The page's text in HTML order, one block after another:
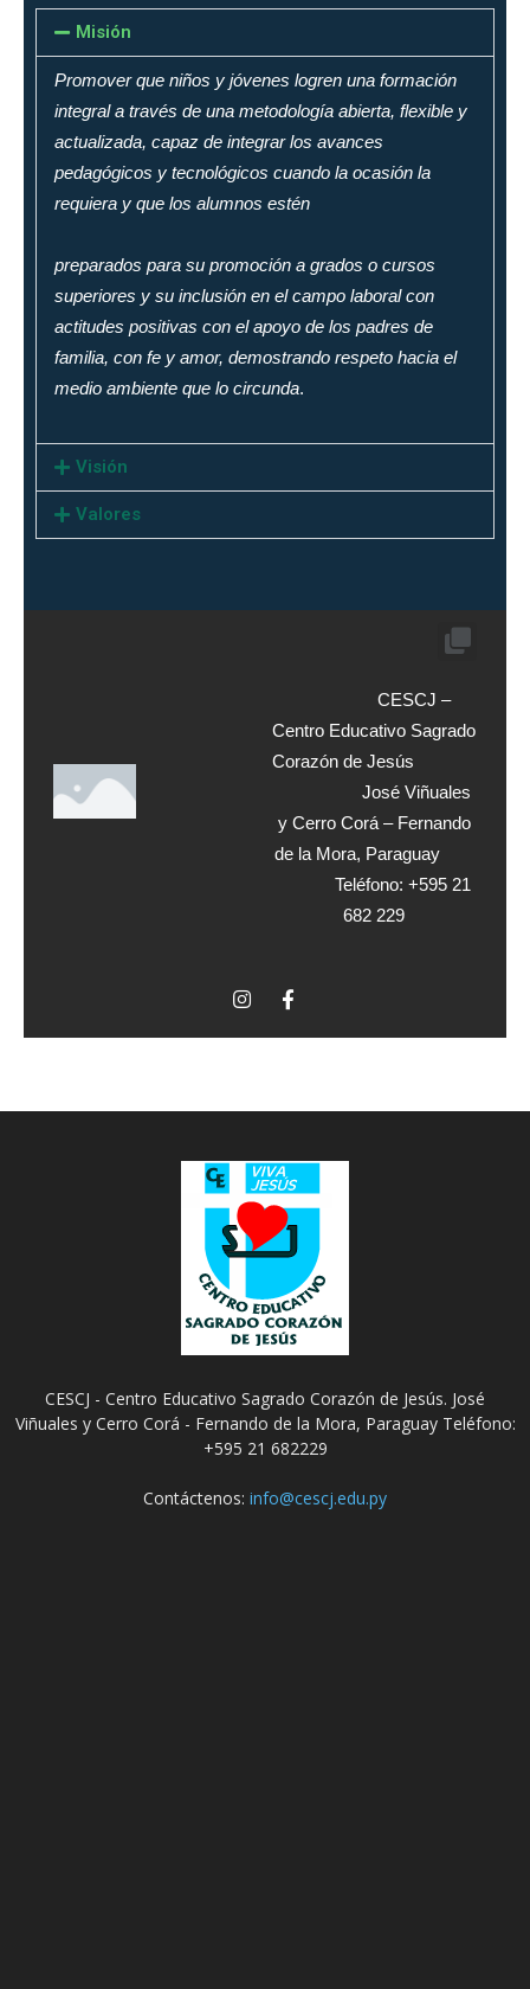
Misión
Promover que niños y jóvenes logren una formación
integral a través de una metodología abierta, flexible y
actualizada, capaz de integrar los avances
pedagógicos y tecnológicos cuando la ocasión la
requiera y que los alumnos estén
preparados para su promoción a grados o cursos
superiores y su inclusión en el campo laboral con
actitudes positivas con el apoyo de los padres de
familia, con fe y amor, demostrando respeto hacia el
medio ambiente que lo circunda.
Visión
Valores
CESCJ –
Centro Educativo Sagrado
Corazón de Jesús
José Viñuales
y Cerro Corá – Fernando
de la Mora, Paraguay
Teléfono: +595 21
682 229
CESCJ - Centro Educativo Sagrado Corazón de Jesús. José
Viñuales y Cerro Corá - Fernando de la Mora, Paraguay Teléfono:
+595 21 682229
Contáctenos: info@cescj.edu.py